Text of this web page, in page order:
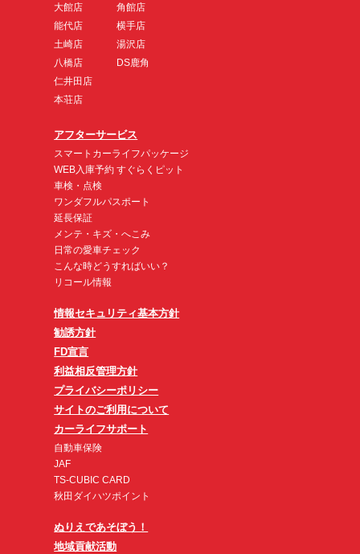
大館店
能代店
土崎店
八橋店
仁井田店
本荘店
角館店
横手店
湯沢店
DS鹿角
アフターサービス
スマートカーライフパッケージ
WEB入庫予約 すぐらくピット
車検・点検
ワンダフルパスポート
延長保証
メンテ・キズ・へこみ
日常の愛車チェック
こんな時どうすればいい？
リコール情報
情報セキュリティ基本方針
勧誘方針
FD宣言
利益相反管理方針
プライバシーポリシー
サイトのご利用について
カーライフサポート
自動車保険
JAF
TS-CUBIC CARD
秋田ダイハツポイント
ぬりえであそぼう！
地域貢献活動